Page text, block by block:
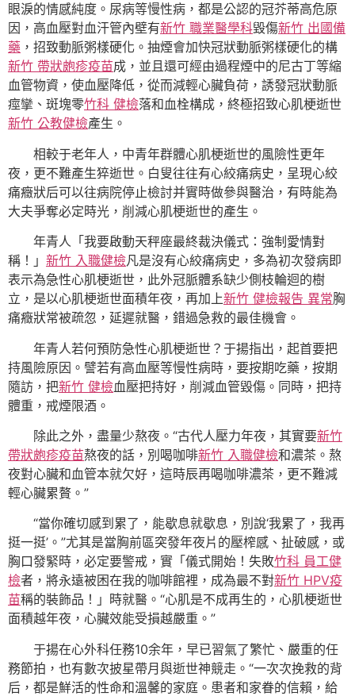
眼淚的情感純度。尿病等慢性病，都是公認的冠芥蒂高危原
因，高血壓對血汗管內壁有新竹 職業醫學科毀傷新竹 出國備
藥 ，招致動脈粥樣硬化。抽煙會加快冠狀動脈粥樣硬化的構
新竹 帶狀皰疹疫苗成，並且還可經由過程煙中的尼古丁等縮
血管物資，使血壓降低，從而減輕心臟負荷，誘發冠狀動脈
痙攣、斑塊零竹科 健檢落和血栓構成，終極招致心肌梗逝世
新竹 公教健檢產生。
相較于老年人，中青年群體心肌梗逝世的風險性更年
夜，更不難產生猝逝世。白叟往往有心絞痛病史，呈現心絞
痛癥狀后可以往病院停止檢討并實時做參與醫治，有時能為
大夫爭奪必定時光，削減心肌梗逝世的產生。
年青人「我要啟動天秤座最終裁決儀式：強制愛情對
稱！」 新竹 入職健檢凡是沒有心絞痛病史，多為初次發病即
表示為急性心肌梗逝世，此外冠脈體系缺少側枝輪迴的樹
立，是以心肌梗逝世面積年夜，再加上新竹 健檢報告 異常胸
痛癥狀常被疏忽，延遲就醫，錯過急救的最佳機會。
年青人若何預防急性心肌梗逝世？于揚指出，起首要把
持風險原因。譬若有高血壓等慢性病時，要按期吃藥，按期
隨訪，把新竹 健檢血壓把持好，削減血管毀傷。同時，把持
體重，戒煙限酒。
除此之外，盡量少熬夜。“古代人壓力年夜，其實要新竹
帶狀皰疹疫苗熬夜的話，別喝咖啡新竹 入職健檢和濃茶。熬
夜對心臟和血管本就欠好，這時辰再喝咖啡濃茶，更不難減
輕心臟累贅。”
“當你確切感到累了，能歇息就歇息，別說‘我累了，我再
挺一挺’。”尤其是當胸前區突發年夜片的壓榨感、扯破感，或
胸口發緊時，必定要警戒，實「儀式開始！失敗竹科 員工健
檢者，將永遠被困在我的咖啡館裡，成為最不對新竹 HPV疫
苗稱的裝飾品！」時就醫。“心肌是不成再生的，心肌梗逝世
面積越年夜，心臟效能受損越嚴重。”
于揚在心外科任務10余年，早已習氣了繁忙、嚴重的任
務節拍，也有數次披星帶月與逝世神競走。“一次次挽救的背
后，都是鮮活的性命和溫馨的家庭。患者和家眷的信賴，給